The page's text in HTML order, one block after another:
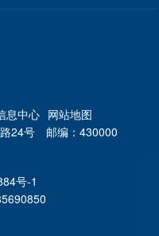
息中心 网站地图
24号 邮编：430000
号-1